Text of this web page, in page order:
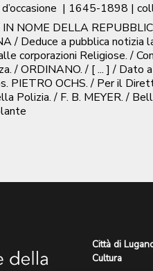
| 1645-1898 |
NOME DELLA
/ Deduce a pubblica notizia
corporazioni Religiose. /
/ ORDINANO. / [ ... ] /
PIETRO OCHS. / Per il
Polizia. / F. B. MEYER. /
Città di
Cultura